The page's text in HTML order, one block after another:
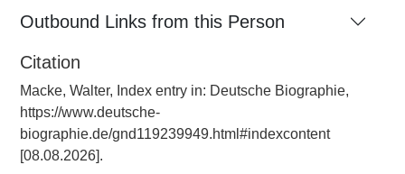
Outbound Links from this Person
Citation
Macke, Walter, Index entry in: Deutsche Biographie,
https://www.deutsche-
biographie.de/gnd119239949.html#indexcontent
[08.08.2026].